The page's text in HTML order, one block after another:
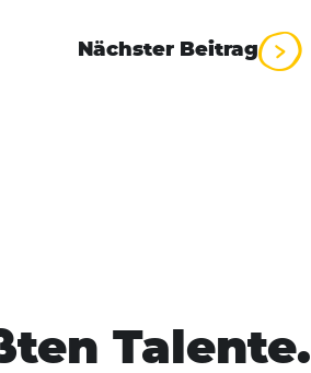
Nächster Beitrag
Talente.